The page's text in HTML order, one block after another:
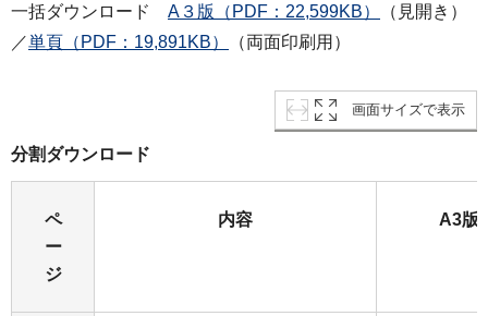
一括ダウンロード A３版（PDF：22,599KB）
（見開き）
／単頁（PDF：19,891KB） （両面印刷用）
画面サイズで表示
分割ダウンロード
ペ
ー
ジ
内容 A3版